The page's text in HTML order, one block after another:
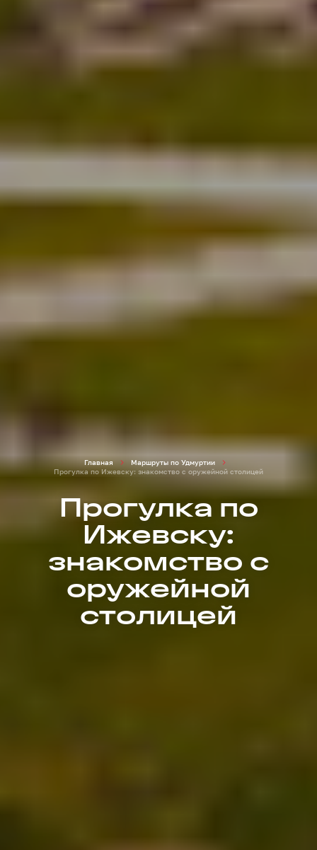
Главная
Маршруты по Удмуртии
Прогулка по Ижевску: знакомство с оружейной столицей
Прогулка по
Ижевску:
знакомство с
оружейной
столицей